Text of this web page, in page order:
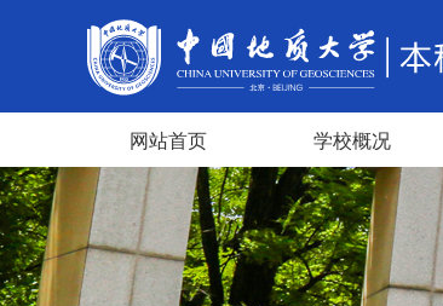
网站首页 学校概况